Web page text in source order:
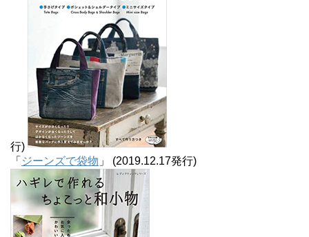
行)
「 ジーンズで袋物 」 (2019.12.17発行)